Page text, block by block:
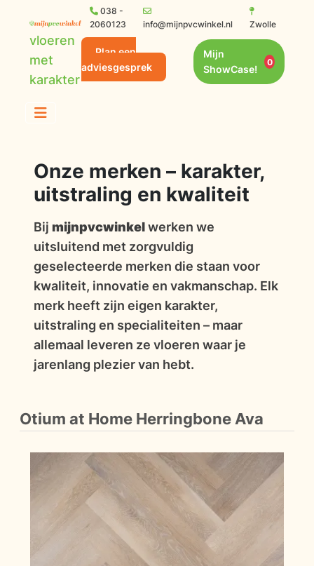
vloeren
met
karakter
038 -
2060123
info@mijnpvcwinkel.nl Zwolle
Plan een
adviesgesprek
Mijn
ShowCase!
0
Onze merken – karakter,
uitstraling en kwaliteit
Bij mijnpvcwinkelwerken we
uitsluitend met zorgvuldig
geselecteerde merken die staan voor
kwaliteit, innovatie en vakmanschap. Elk
merk heeft zijn eigen karakter,
uitstraling en specialiteiten – maar
allemaal leveren ze vloeren waar je
jarenlang plezier van hebt.
Otium at Home Herringbone Ava